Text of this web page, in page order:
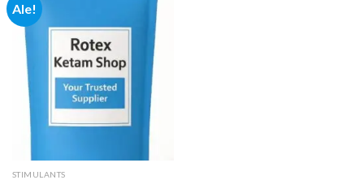
Ale!
Add to
wishlist
STIMULANTS